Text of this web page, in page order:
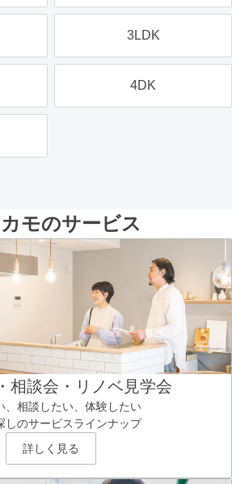
3LDK
4DK
モのサービス
相談会・リノベ見学会
、相談したい、体験したい
しのサービスラインナップ
詳しく見る